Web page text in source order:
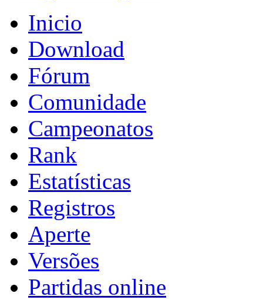
Inicio
Download
Fórum
Comunidade
Campeonatos
Rank
Estatísticas
Registros
Aperte
Versões
Partidas online